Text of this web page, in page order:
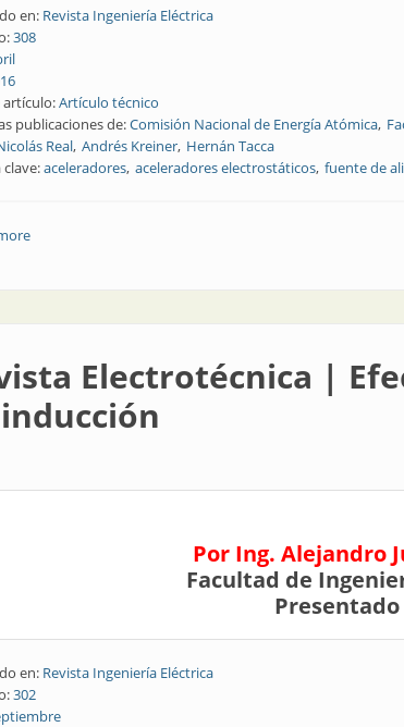
en: Revista Ingeniería Eléctrica
308
artículo:Artículo técnico
publicaciones de:Comisión Nacional de Energía Atómica
Real Andrés Kreiner Hernán Tacca
clave:aceleradores aceleradores electrostáticos fuente de
about Nota técnica | Fuente de alimentación de alta
Electrotécnica |
Por Ing. Alejandro
Facultad de
Presentado
en: Revista Ingeniería Eléctrica
302